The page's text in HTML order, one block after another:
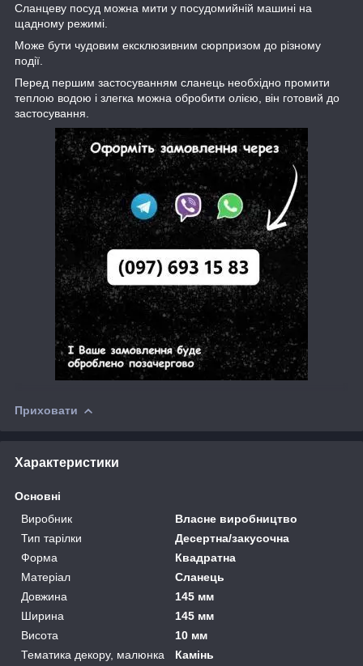
Сланцеву посуд можна мити у посудомийній машині на
щадному режимі.
Може бути чудовим ексклюзивним сюрпризом до різному
події.
Перед першим застосуванням сланець необхідно промити
теплою водою і злегка можна обробити олією, він готовий до
застосування.
Приховати
Характеристики
Основні
Виробник
Власне виробництво
Тип тарілки
Десертна/закусочна
Форма
Квадратна
Матеріал
Сланець
Довжина
145 мм
Ширина
145 мм
Висота
10 мм
Тематика декору, малюнка
Камінь